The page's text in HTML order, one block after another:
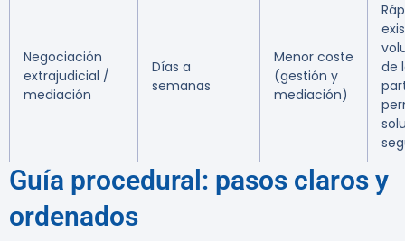
Negociación
extrajudicial /
mediación
Días a
semanas
Menor coste
(gestión y
mediación)
de
Guía procedural: pasos claros y
ordenados